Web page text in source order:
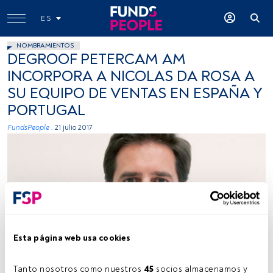
Esta página web usa cookies
Tanto nosotros como nuestros 45 socios almacenamos y
ES
NOMBRAMIENTOS
DEGROOF PETERCAM AM
INCORPORA A NICOLAS DA ROSA A
SU EQUIPO DE VENTAS EN ESPAÑA Y
PORTUGAL
FundsPeople . 21 julio 2017
Foto cedida